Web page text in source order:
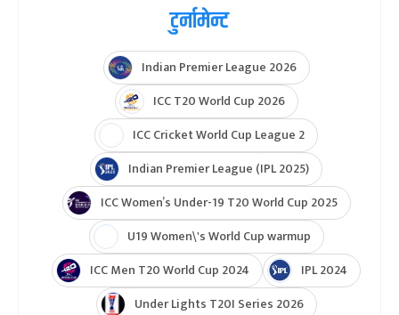
टुर्नामेन्ट
Indian Premier League 2026
ICC T20 World Cup 2026
ICC Cricket World Cup League 2
Indian Premier League (IPL 2025)
ICC Women’s Under-19 T20 World Cup 2025
U19 Women\'s World Cup warmup
ICC Men T20 World Cup 2024
IPL 2024
Under Lights T20I Series 2026